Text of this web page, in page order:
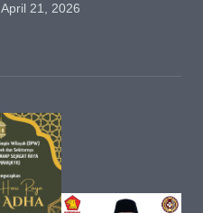
April 21, 2026